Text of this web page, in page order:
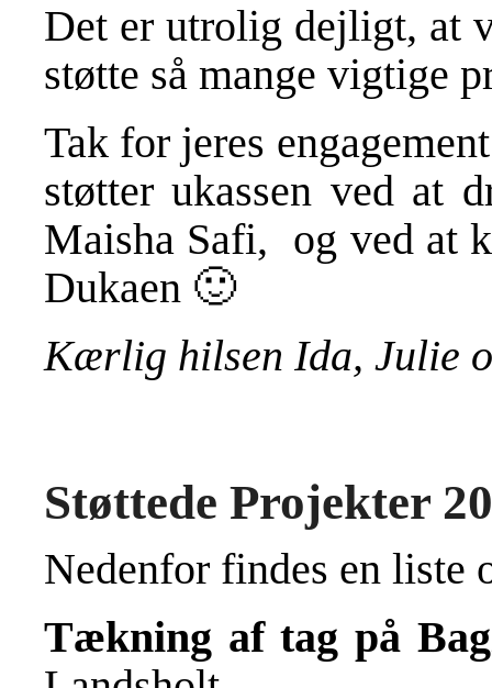
Det er utrolig dejligt, at
støtte så mange vigtige
Tak for jeres
støtter ukassen ved at
Maisha Safi, og ved at
Dukaen 🙂
Kærlig hilsen Ida, Julie
Støttede Projekter
Nedenfor findes en liste
Tækning af tag på